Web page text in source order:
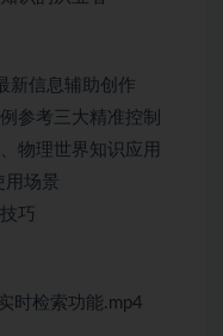
新信息辅助创作
参考三大精准控制
物理世界知识应用
用场景
巧
时检索功能.mp4